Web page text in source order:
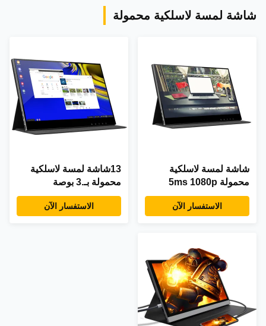
شاشة لمسة لاسلكية محمولة
شاشة لمسة لاسلكية
محمولة 5ms 1080p
الاستفسار الآن
13شاشة لمسة لاسلكية
محمولة بـ.3 بوصة
الاستفسار الآن